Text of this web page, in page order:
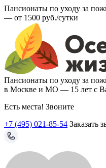
Пансионаты по уходу за
— от 1500 руб./сутки
Пансионаты по уходу за
в Москве и МО — 15 лет с
Есть места! Звоните
+7 (495) 021-85-54 Заказать